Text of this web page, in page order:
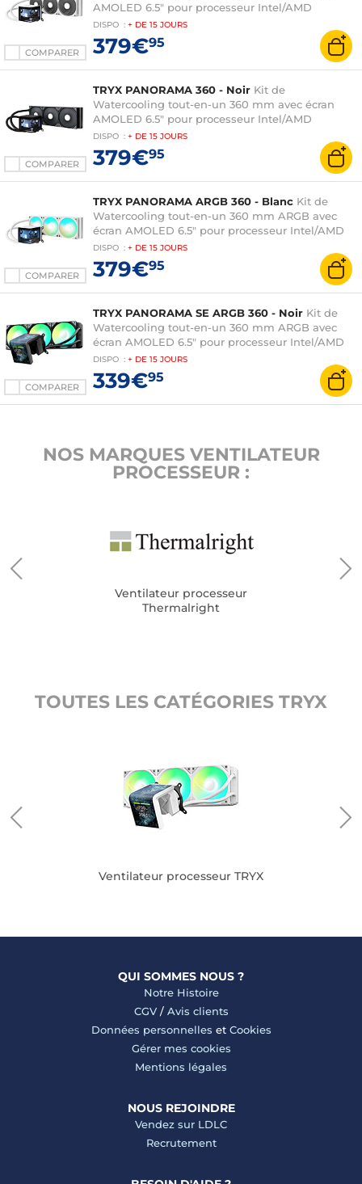
COMPARER
AMOLED 6.5" pour processeur Intel/AMD
DISPO : + DE 15 JOURS
379€95
COMPARER
TRYX PANORAMA 360 - Noir Kit de
Watercooling tout-en-un 360 mm avec écran
AMOLED 6.5" pour processeur Intel/AMD
DISPO : + DE 15 JOURS
379€95
COMPARER
TRYX PANORAMA ARGB 360 - Blanc Kit de
Watercooling tout-en-un 360 mm ARGB avec
écran AMOLED 6.5" pour processeur Intel/AMD
DISPO : + DE 15 JOURS
379€95
COMPARER
TRYX PANORAMA SE ARGB 360 - Noir Kit de
Watercooling tout-en-un 360 mm ARGB avec
écran AMOLED 6.5" pour processeur Intel/AMD
DISPO : + DE 15 JOURS
339€95
NOS MARQUES VENTILATEUR
PROCESSEUR :
Ventilateur processeur
Thermalright
TOUTES LES CATÉGORIES TRYX
Ventilateur processeur TRYX
QUI SOMMES NOUS ?
Notre Histoire
CGV/ Avis clients
Données personnelles et Cookies
Gérer mes cookies
Mentions légales
NOUS REJOINDRE
Vendez sur LDLC
Recrutement